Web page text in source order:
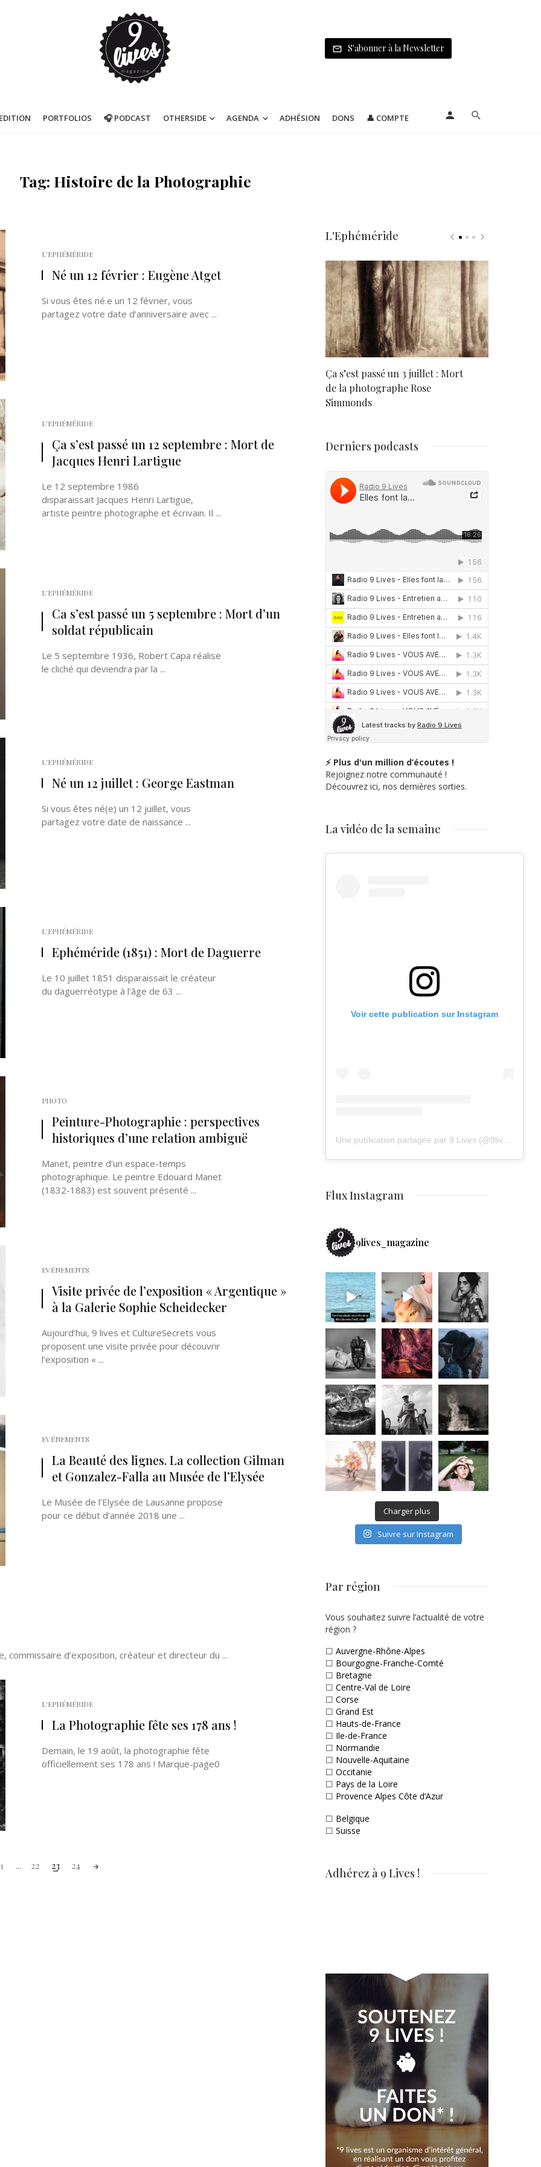
S'abonner à la Newsletter
PORTFOLIOS 🎧 PODCAST OTHERSIDE AGENDA ADHÉSION DONS 👤 COMPTE
Tag: Histoire de la Photographie
L'EPHÉMÉRIDE
Né un 12 février : Eugène Atget
Si vous êtes né.e un 12 février, vous
partagez votre date d’anniversaire avec ...
L'EPHÉMÉRIDE
Ça s’est passé un 12 septembre : Mort de
Jacques Henri Lartigue
Le 12 septembre 1986
disparaissait Jacques Henri Lartigue,
artiste peintre photographe et écrivain. Il ...
L'EPHÉMÉRIDE
Ca s’est passé un 5 septembre : Mort d’un
soldat républicain
Le 5 septembre 1936, Robert Capa réalise
le cliché qui deviendra par la ...
L'EPHÉMÉRIDE
Né un 12 juillet : George Eastman
Si vous êtes né(e) un 12 juillet, vous
partagez votre date de naissance ...
L'EPHÉMÉRIDE
Ephéméride (1851) : Mort de Daguerre
Le 10 juillet 1851 disparaissait le créateur
du daguerréotype à l’âge de 63 ...
PHOTO
Peinture-Photographie : perspectives
historiques d’une relation ambiguë
Manet, peintre d’un espace-temps
photographique. Le peintre Edouard Manet
(1832-1883) est souvent présenté ...
EVÉNEMENTS
Visite privée de l’exposition « Argentique »
à la Galerie Sophie Scheidecker
Aujourd’hui, 9 lives et CultureSecrets vous
proposent une visite privée pour découvrir
l’exposition « ...
EVÉNEMENTS
La Beauté des lignes. La collection Gilman
et Gonzalez-Falla au Musée de l’Elysée
Le Musée de l’Elysée de Lausanne propose
pour ce début d’année 2018 une ...
commissaire d’exposition, créateur et directeur du ...
L'EPHÉMÉRIDE
La Photographie fête ses 178 ans !
Demain, le 19 août, la photographie fête
officiellement ses 178 ans ! Marque-page0
1 ... 22 23 24
L'Ephéméride
Né un 2 juillet : André Kertész
Ça s’est passé un 3 juillet : Mort
de la photographe Rose
Simmonds
Derniers podcasts
⚡ Plus d'un million d’écoutes !
Rejoignez notre communauté !
Découvrez ici, nos dernières sorties.
La vidéo de la semaine
Voir cette publication sur Instagram
Flux Instagram
9lives_magazine
Charger plus
Suivre sur Instagram
Par région
Vous souhaitez suivre l’actualité de votre
région ?
☐ Auvergne-Rhône-Alpes
☐ Bourgogne-Franche-Comté
☐ Bretagne
☐ Centre-Val de Loire
☐ Corse
☐ Grand Est
☐ Hauts-de-France
☐ Ile-de-France
☐ Normandie
☐ Nouvelle-Aquitaine
☐ Occitanie
☐ Pays de la Loire
☐ Provence Alpes Côte d’Azur
☐ Belgique
☐ Suisse
Adhérez à 9 Lives !